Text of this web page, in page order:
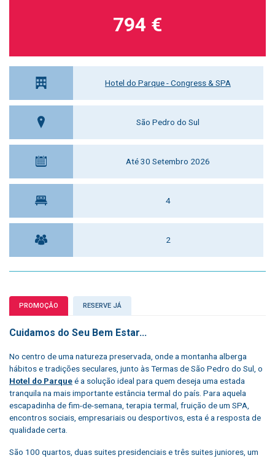
Hotel do Parque - Congress & SPA
São Pedro do Sul
Até 30 Setembro 2026
4
2
794 €
PROMOÇÃO RESERVE JÁ
Cuidamos do Seu Bem Estar...
No centro de uma natureza preservada, onde a montanha alberga
hábitos e tradições seculares, junto às Termas de São Pedro do Sul, o
Hotel do Parqueé a solução ideal para quem deseja uma estada
tranquila na mais importante estância termal do país. Para aquela
escapadinha de fim-de-semana, terapia termal, fruição de um SPA,
encontros sociais, empresariais ou desportivos, esta é a resposta de
qualidade certa.
São 100 quartos, duas suites presidenciais e três suites juniores, um